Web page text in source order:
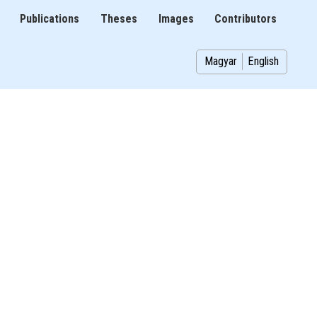
Publications Theses Images Contributors
Magyar English